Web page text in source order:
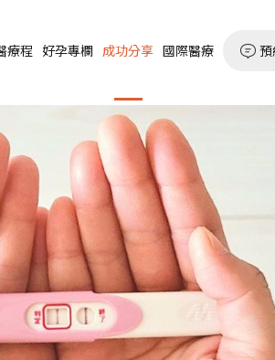
療程 好孕專欄 成功分享 國際醫療